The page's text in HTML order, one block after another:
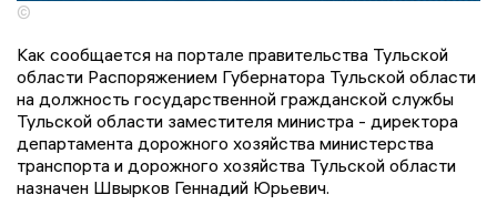
©
Как сообщается на портале правительства Тульской
области Распоряжением Губернатора Тульской области
на должность государственной гражданской службы
Тульской области заместителя министра - директора
департамента дорожного хозяйства министерства
транспорта и дорожного хозяйства Тульской области
назначен Швырков Геннадий Юрьевич.